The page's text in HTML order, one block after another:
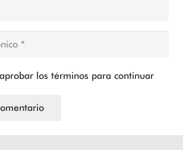
los términos para continuar